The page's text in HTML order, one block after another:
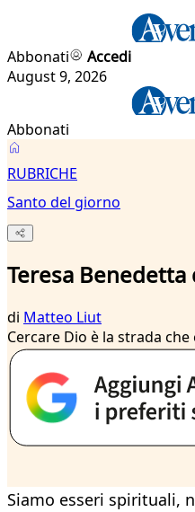
Abbonati
Accedi
August 9, 2026
Abbonati
Santo
del
giorno
RUBRICHE
Santo del giorno
Teresa Benedetta
di Matteo Liut
Cercare Dio è la strada
Siamo esseri spirituali,